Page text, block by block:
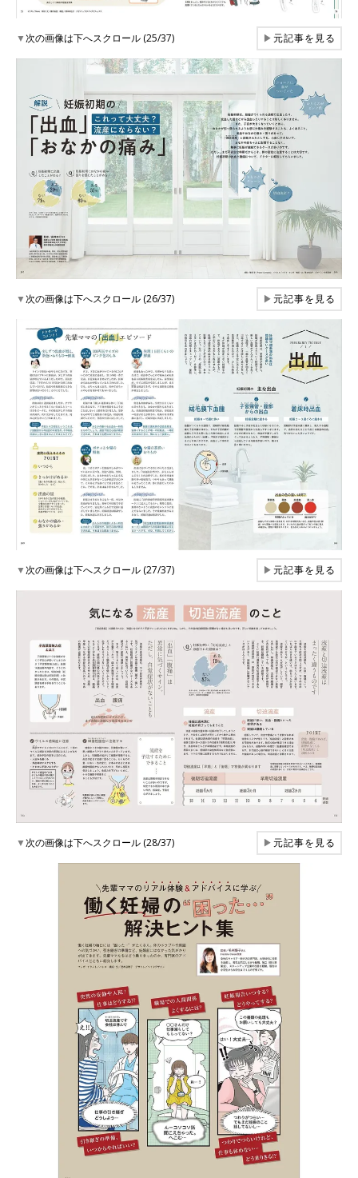
▼次の画像は下へスクロール (25/37) ▶元記事を見る
▼次の画像は下へスクロール (26/37) ▶元記事を見る
▼次の画像は下へスクロール (27/37) ▶元記事を見る
▼次の画像は下へスクロール (28/37) ▶元記事を見る